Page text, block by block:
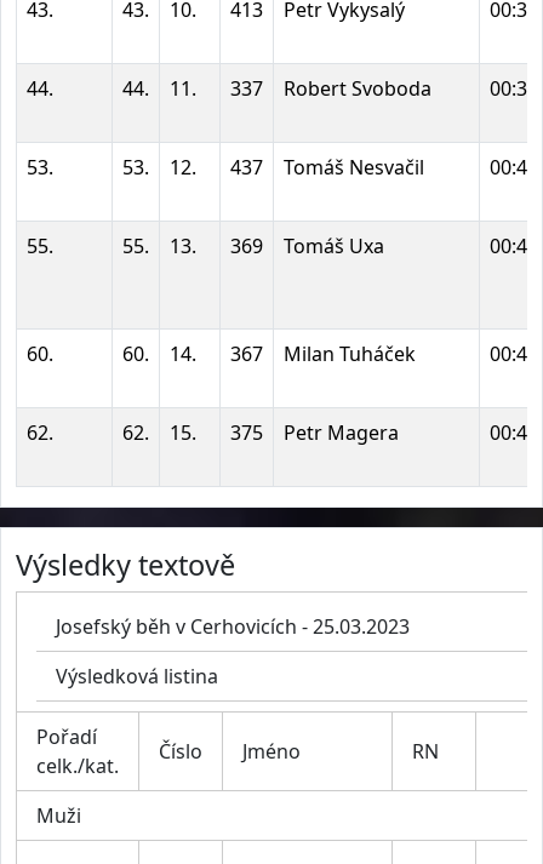
43. 43. 10. 413 Petr Vykysalý
44. 44. 11. 337 Robert Svoboda
53. 53. 12. 437 Tomáš Nesvačil
55. 55. 13. 369 Tomáš Uxa
60. 60. 14. 367 Milan Tuháček
62. 62. 15. 375 Petr Magera
Výsledky textově
Josefský běh v Cerhovicích - 25.03.2023
Výsledková listina
Pořadí
celk./kat.
Číslo Jméno RN
Muži